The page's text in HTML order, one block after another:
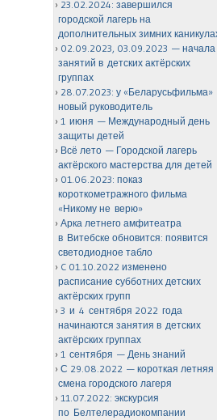
23.02.2024: завершился
городской лагерь на
дополнительных зимних
02.09.2023, 03.09.2023 — начала
занятий в детских актёрских
группах
28.07.2023: у «Беларусьфильма»
новый руководитель
1 июня — Международный день
защиты детей
Всё лето — Городской лагерь
актёрского мастерства для детей
01.06.2023: показ
короткометражного фильма
«Никому не верю»
Арка летнего амфитеатра
в Витебске обновится: появится
светодиодное табло
C 01.10.2022 изменено
расписание субботних детских
актёрских групп
3 и 4 сентября 2022 года
начинаются занятия в детских
актёрских группах
1 сентября — День знаний
С 29.08.2022 — короткая летняя
смена городского лагеря
11.07.2022: экскурсия
по Белтелерадиокомпании